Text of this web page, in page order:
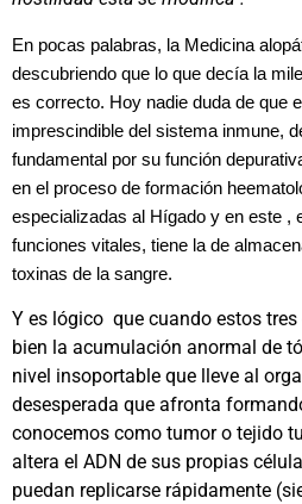
En pocas palabras, la Medicina
descubriendo que lo que decía la
es correcto. Hoy nadie duda de que
imprescindible del sistema inmune,
fundamental por su función
en el proceso de formación
especializadas al Hígado y en este ,
funciones vitales, tiene la de
toxinas de la sangre.
Y es lógico que cuando estos
bien la acumulación anormal de
nivel insoportable que lleve al
desesperada que afronta
conocemos como tumor o tejido
altera el ADN de sus propias
puedan replicarse rápidamente